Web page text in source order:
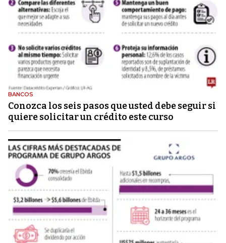
BANCOS
Conozca los seis pasos que usted debe seguir si
quiere solicitar un crédito este curso